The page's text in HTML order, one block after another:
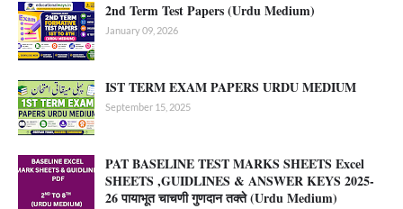
2nd Term Test Papers (Urdu Medium)
January 09, 2026
IST TERM EXAM PAPERS URDU MEDIUM
September 15, 2025
PAT BASELINE TEST MARKS SHEETS Excel
SHEETS ,GUIDLINES & ANSWER KEYS 2025-
26 पायाभूत चाचणी गुणदान तक्ते (Urdu Medium)